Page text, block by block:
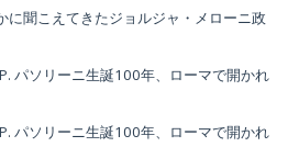
に聞こえてきたジョルジャ・メローニ政
パソリーニ生誕100年、ローマで開かれ
パソリーニ生誕100年、ローマで開かれ